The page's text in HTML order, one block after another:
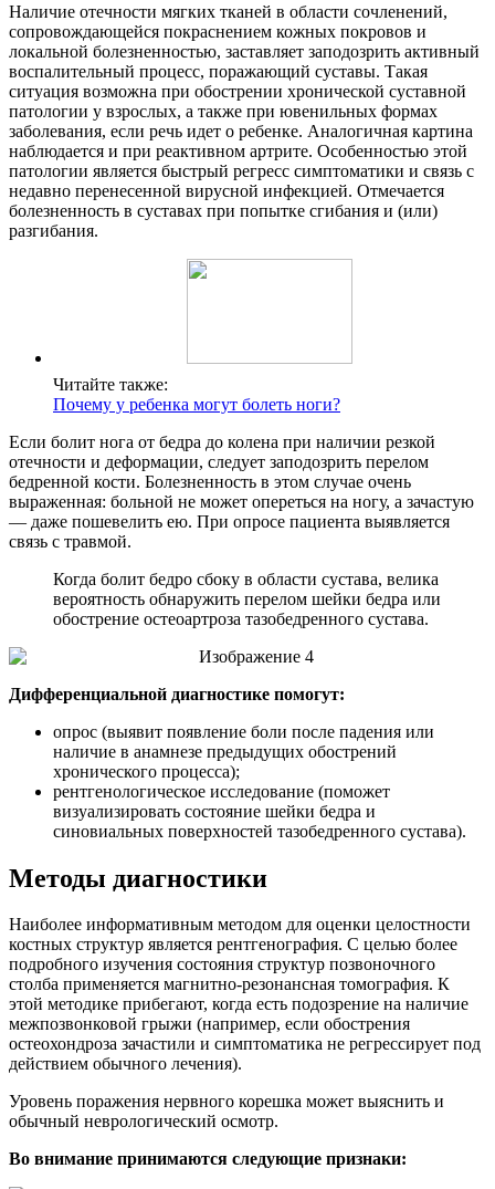
Наличие отечности мягких тканей в области сочленений,
сопровождающейся покраснением кожных покровов и
локальной болезненностью, заставляет заподозрить активный
воспалительный процесс, поражающий суставы. Такая
ситуация возможна при обострении хронической суставной
патологии у взрослых, а также при ювенильных формах
заболевания, если речь идет о ребенке. Аналогичная картина
наблюдается и при реактивном артрите. Особенностью этой
патологии является быстрый регресс симптоматики и связь с
недавно перенесенной вирусной инфекцией. Отмечается
болезненность в суставах при попытке сгибания и (или)
разгибания.
Читайте также:
Почему у ребенка могут болеть ноги?
Если болит нога от бедра до колена при наличии резкой
отечности и деформации, следует заподозрить перелом
бедренной кости. Болезненность в этом случае очень
выраженная: больной не может опереться на ногу, а зачастую
— даже пошевелить ею. При опросе пациента выявляется
связь с травмой.
Когда болит бедро сбоку в области сустава, велика
вероятность обнаружить перелом шейки бедра или
обострение остеоартроза тазобедренного сустава.
Дифференциальной диагностике помогут:
опрос (выявит появление боли после падения или
наличие в анамнезе предыдущих обострений
хронического процесса);
рентгенологическое исследование (поможет
визуализировать состояние шейки бедра и
синовиальных поверхностей тазобедренного сустава).
Методы диагностики
Наиболее информативным методом для оценки целостности
костных структур является рентгенография. С целью более
подробного изучения состояния структур позвоночного
столба применяется магнитно-резонансная томография. К
этой методике прибегают, когда есть подозрение на наличие
межпозвонковой грыжи (например, если обострения
остеохондроза зачастили и симптоматика не регрессирует под
действием обычного лечения).
Уровень поражения нервного корешка может выяснить и
обычный неврологический осмотр.
Во внимание принимаются следующие признаки: